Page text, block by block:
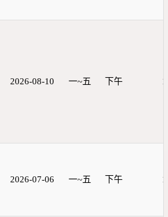
2026-08-10 一~五 下午
2026-07-06 一~五 下午